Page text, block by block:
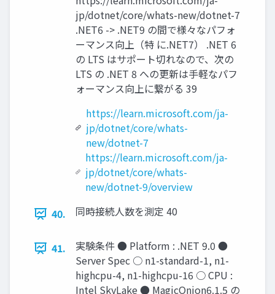
jp/dotnet/core/whats-new/dotnet-7
.NET6 -> .NET9 の間で様々なパフォ
ーマンス向上（特 に.NET7） .NET 6
の LTS はサポート切れなので、次の
LTS の .NET 8 への更新は手軽なパフ
ォーマンス向上に繋がる 39
https://learn.microsoft.com/ja-
jp/dotnet/core/whats-
new/dotnet-7
https://learn.microsoft.com/ja-
jp/dotnet/core/whats-
new/dotnet-9/overview
40.
同時接続人数を測定 40
41.
実験条件 ● Platform : .NET 9.0 ●
Server Spec ○ n1-standard-1, n1-
highcpu-4, n1-highcpu-16 ○ CPU :
Intel SkyLake ● MagicOnion6.1.5 の